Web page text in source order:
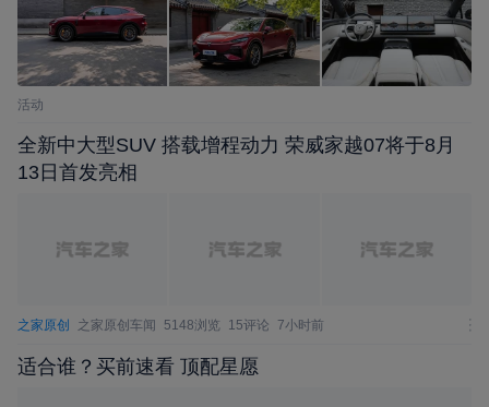
活动
全新中大型SUV 搭载增程动力 荣威家越07将于8月
13日首发亮相
之家原创 之家原创车闻 5148浏览 15评论 7小时前
适合谁？买前速看 顶配星愿